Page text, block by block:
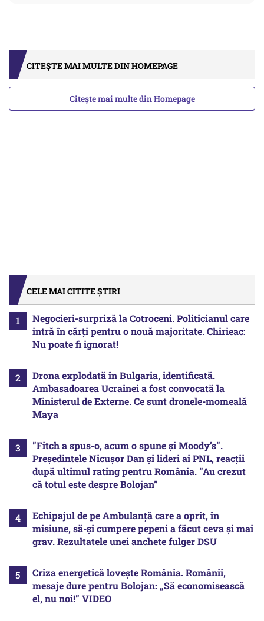
CITEȘTE MAI MULTE DIN HOMEPAGE
Citește mai multe din Homepage
CELE MAI CITITE ȘTIRI
Negocieri-surpriză la Cotroceni. Politicianul care
intră în cărți pentru o nouă majoritate. Chirieac:
Nu poate fi ignorat!
Drona explodată în Bulgaria, identificată.
Ambasadoarea Ucrainei a fost convocată la
Ministerul de Externe. Ce sunt dronele-momeală
Maya
”Fitch a spus-o, acum o spune și Moody’s”.
Președintele Nicușor Dan și lideri ai PNL, reacții
după ultimul rating pentru România. ”Au crezut
că totul este despre Bolojan”
Echipajul de pe Ambulanță care a oprit, în
misiune, să-și cumpere pepeni a făcut ceva și mai
grav. Rezultatele unei anchete fulger DSU
Criza energetică lovește România. Românii,
mesaje dure pentru Bolojan: „Să economisească
el, nu noi!” VIDEO